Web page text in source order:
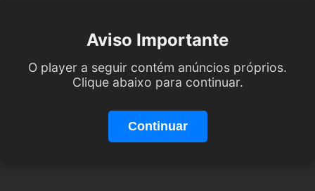
Aviso Importante
O player a seguir contém anúncios próprios.
Clique abaixo para continuar.
Continuar